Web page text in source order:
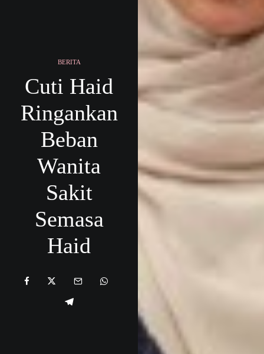
BERITA
Cuti Haid
Ringankan
Beban
Wanita
Sakit
Semasa
Haid